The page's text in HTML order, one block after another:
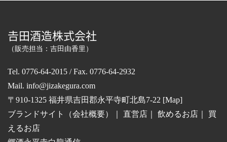
𠮷田酒造株式会社
（販売担当：吉田由香里）
Tel. 0776-64-2015 / Fax. 0776-64-2932
Mail. info@jizakegura.com
〒910-1325 福井県吉田郡永平寺町北島7-22 [Map]
ブランドサイト（会社概要）
直営店 飲めるお店
買
えるお店